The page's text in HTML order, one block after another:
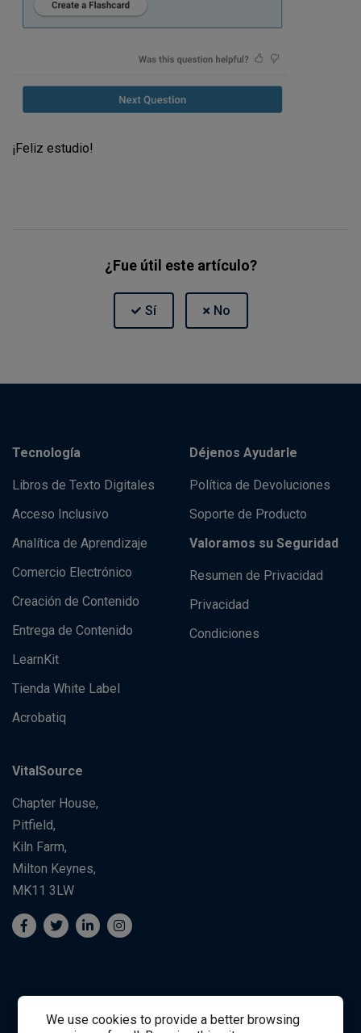
We use cookies to provide a better browsing
¡Feliz estudio!
¿Fue útil este artículo?
Tecnología
Libros de Texto Digitales
Acceso Inclusivo
Analítica de Aprendizaje
Comercio Electrónico
Creación de Contenido
Entrega de Contenido
LearnKit
Tienda White Label
Acrobatiq
Déjenos Ayudarle
Política de Devoluciones
Soporte de Producto
Valoramos su Seguridad
Resumen de Privacidad
Privacidad
Condiciones
VitalSource
Chapter House,
Pitfield,
Kiln Farm,
Milton Keynes,
MK11 3LW